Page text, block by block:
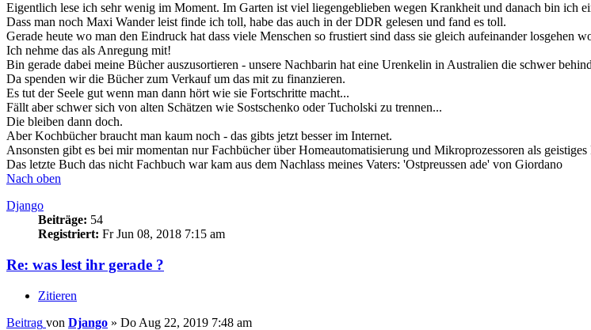
Eigentlich lese ich sehr wenig im Moment. Im Garten ist viel liegengeblieben wegen Krankheit und danach bin ich
Dass man noch Maxi Wander leist finde ich toll, habe das auch in der DDR gelesen und fand es toll.
Gerade heute wo man den Eindruck hat dass viele Menschen so frustiert sind dass sie gleich aufeinander losgehen
Ich nehme das als Anregung mit!
Bin gerade dabei meine Bücher auszusortieren - unsere Nachbarin hat eine Urenkelin in Australien die schwer
Da spenden wir die Bücher zum Verkauf um das mit zu finanzieren.
Es tut der Seele gut wenn man dann hört wie sie Fortschritte macht...
Fällt aber schwer sich von alten Schätzen wie Sostschenko oder Tucholski zu trennen...
Die bleiben dann doch.
Aber Kochbücher braucht man kaum noch - das gibts jetzt besser im Internet.
Ansonsten gibt es bei mir momentan nur Fachbücher über Homeautomatisierung und Mikroprozessoren als geistiges
Das letzte Buch das nicht Fachbuch war kam aus dem Nachlass meines Vaters: 'Ostpreussen ade' von Giordano
Nach oben
Django
Beiträge: 54
Registriert: Fr Jun 08, 2018 7:15 am
Re: was lest ihr gerade ?
Zitieren
Beitrag von Django » Do Aug 22, 2019 7:48 am